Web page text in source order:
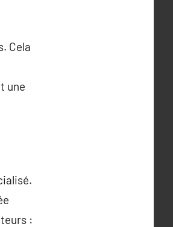
Cela
une
: